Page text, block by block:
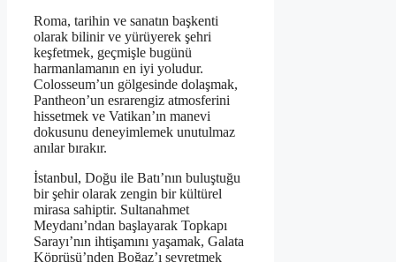
Roma, tarihin ve sanatın başkenti
olarak bilinir ve yürüyerek şehri
keşfetmek, geçmişle bugünü
harmanlamanın en iyi yoludur.
Colosseum’un gölgesinde dolaşmak,
Pantheon’un esrarengiz atmosferini
hissetmek ve Vatikan’ın manevi
dokusunu deneyimlemek unutulmaz
anılar bırakır.
İstanbul, Doğu ile Batı’nın buluştuğu
bir şehir olarak zengin bir kültürel
mirasa sahiptir. Sultanahmet
Meydanı’ndan başlayarak Topkapı
Sarayı’nın ihtişamını yaşamak, Galata
Köprüsü’nden Boğaz’ı seyretmek